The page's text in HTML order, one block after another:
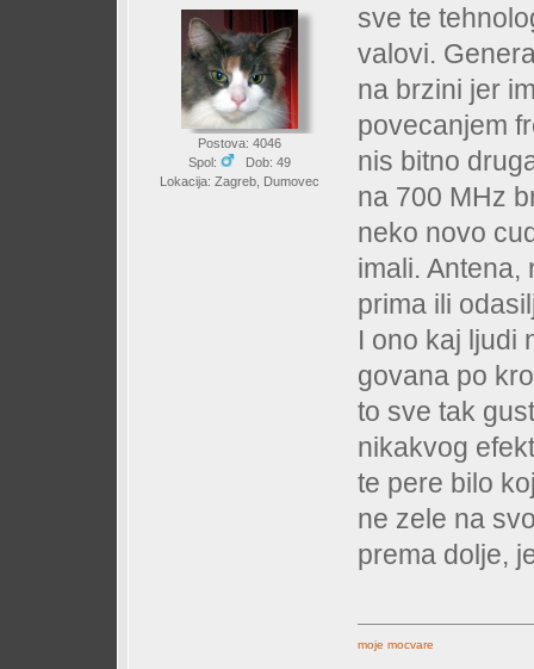
Postova: 4046
Spol:
Dob: 49
Lokacija: Zagreb, Dumovec
sve te
valovi.
na brzini jer
povecanjem
nis bitno
na 700 MHz
neko novo
imali. Antena,
prima ili
I ono kaj ljudi
govana po
to sve tak
nikakvog
te pere bilo
ne zele na
prema dolje,
moje mocvare